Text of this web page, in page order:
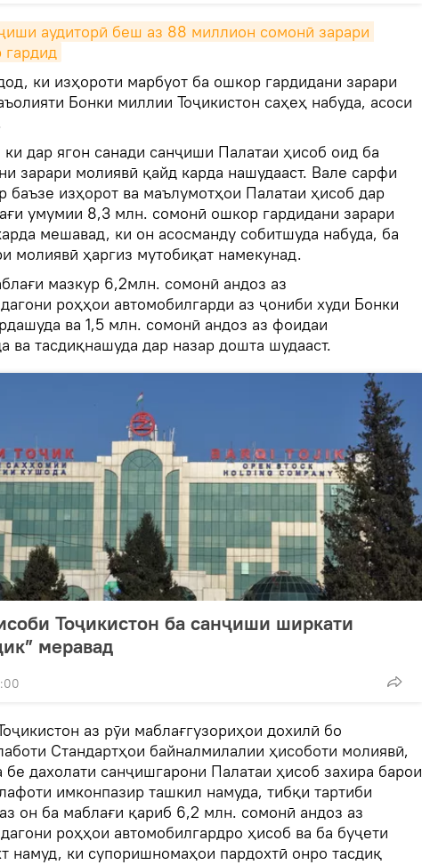
аудиторӣ беш аз 88 миллион сомонӣ зарари
ки изҳороти марбуот ба ошкор гардидани зарари
Бонки миллии Тоҷикистон саҳеҳ набуда, асоси
ки дар ягон санади санҷиши Палатаи ҳисоб оид ба
зарари молиявӣ қайд карда нашудааст. Вале сарфи
баъзе изҳорот ва маълумотҳои Палатаи ҳисоб дар
умумии 8,3 млн. сомонӣ ошкор гардидани зарари
мешавад, ки он асосманду собитшуда набуда, ба
молиявӣ ҳаргиз мутобиқат намекунад.
мазкур 6,2млн. сомонӣ андоз аз
роҳҳои автомобилгарди аз ҷониби худи Бонки
ва 1,5 млн. сомонӣ андоз аз фоидаи
ва тасдиқнашуда дар назар дошта шудааст.
Тоҷикистон ба санҷиши ширкати
меравад
аз рӯи маблағгузориҳои дохилӣ бо
Стандартҳои байналмилалии ҳисоботи молиявӣ,
бе дахолати санҷишгарони Палатаи ҳисоб захира барои
имконпазир ташкил намуда, тибқи тартиби
он ба маблағи қариб 6,2 млн. сомонӣ андоз аз
роҳҳои автомобилгардро ҳисоб ва ба буҷети
намуд, ки супоришномаҳои пардохтӣ онро тасдиқ